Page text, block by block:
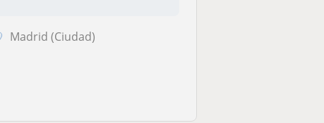
Madrid (Ciudad)